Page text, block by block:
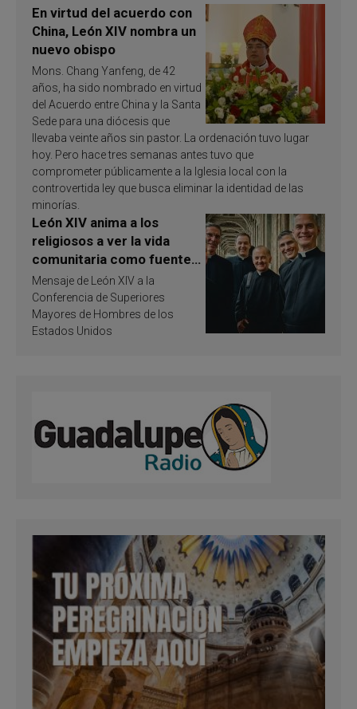
En virtud del acuerdo con
China, León XIV nombra un
nuevo obispo
Mons. Chang Yanfeng, de 42
años, ha sido nombrado en virtud
del Acuerdo entre China y la Santa
Sede para una diócesis que
llevaba veinte años sin pastor. La ordenación tuvo lugar
hoy. Pero hace tres semanas antes tuvo que
comprometer públicamente a la Iglesia local con la
controvertida ley que busca eliminar la identidad de las
minorías.
León XIV anima a los
religiosos a ver la vida
comunitaria como fuente
de inspiración y
santificación
Mensaje de León XIV a la
Conferencia de Superiores
Mayores de Hombres de los
Estados Unidos